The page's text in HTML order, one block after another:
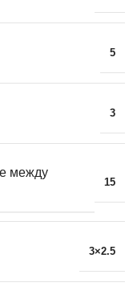
5
3
между
15
3×2.5